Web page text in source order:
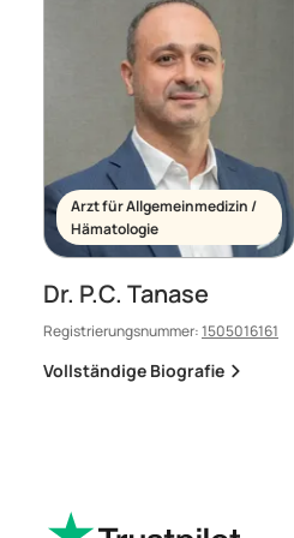
Arzt für Allgemeinmedizin /
Hämatologie
Dr. P.C. Tanase
Registrierungsnummer:1505016161
Vollständige Biografie